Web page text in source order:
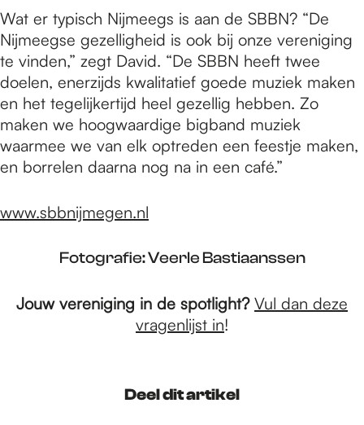
Wat er typisch Nijmeegs is aan de SBBN? “De
Nijmeegse gezelligheid is ook bij onze vereniging
te vinden,” zegt David. “De SBBN heeft twee
doelen, enerzijds kwalitatief goede muziek maken
en het tegelijkertijd heel gezellig hebben. Zo
maken we hoogwaardige bigband muziek
waarmee we van elk optreden een feestje maken,
en borrelen daarna nog na in een café.”
www.sbbnijmegen.nl
Fotografie: Veerle Bastiaanssen
Jouw vereniging in de spotlight? Vul dan deze
vragenlijst in!
Deel dit artikel